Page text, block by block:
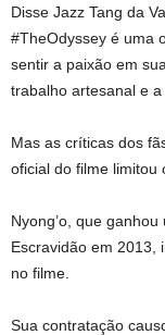
Disse Jazz Tang da
#TheOdyssey é uma
sentir a paixão em
trabalho artesanal e a
Mas as críticas dos
oficial do filme limitou
Nyong’o, que
Escravidão em 2013,
no filme.
Sua contratação